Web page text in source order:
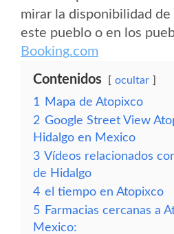
mirar la disponibilidad
este pueblo o en los
Booking.com
Contenidos ocultar
1
Mapa de Atopixco
2 Google Street View
Hidalgo en Mexico
3 Vídeos relacionados
de Hidalgo
4 el tiempo en Atopixco
5 Farmacias cercanas a
Mexico: